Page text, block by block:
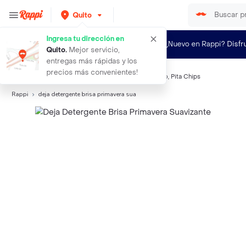
Quito
Ingresa tu dirección en
Quito. Mejor servicio,
entregas más rápidas y los
precios más convenientes!
¿Nuevo en Rappi?
Búsquedas relacionadas: Detergentes,Deja Fab, Pita Chips
Rappi deja detergente brisa primavera sua